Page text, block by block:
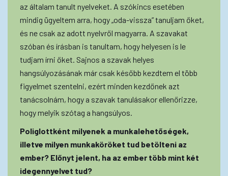
az általam tanult nyelveket. A szókincs esetében
mindig ügyeltem arra, hogy „oda-vissza” tanuljam őket,
és ne csak az adott nyelvről magyarra. A szavakat
szóban és írásban is tanultam, hogy helyesen is le
tudjam írni őket. Sajnos a szavak helyes
hangsúlyozásának már csak később kezdtem el több
figyelmet szentelni, ezért minden kezdőnek azt
tanácsolnám, hogy a szavak tanulásakor ellenőrizze,
hogy melyik szótag a hangsúlyos.
Poliglottként milyenek a munkalehetőségek,
illetve milyen munkaköröket tud betölteni az
ember? Előnyt jelent, ha az ember több mint két
idegennyelvet tud?